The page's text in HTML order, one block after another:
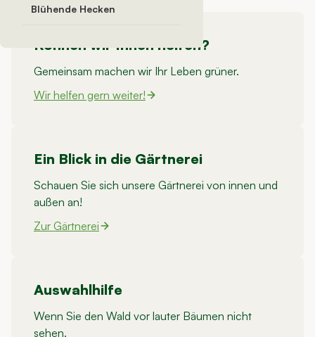
Blühende Hecken
Können wir Ihnen helfen?
Gemeinsam machen wir Ihr Leben grüner.
Wir helfen gern weiter!
Ein Blick in die Gärtnerei
Schauen Sie sich unsere Gärtnerei von innen und
außen an!
Zur Gärtnerei
Auswahlhilfe
Wenn Sie den Wald vor lauter Bäumen nicht
sehen.